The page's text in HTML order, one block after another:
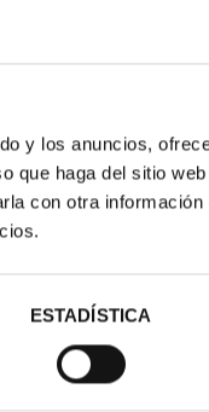
y los anuncios,
que haga del sitio
con otra
ESTADÍSTICA
€